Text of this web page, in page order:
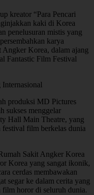
kreator “Para Pencari
kaki di Korea
penelusuran mistis yang
karya
Angker Korea, dalam ajang
Fantastic Film Festival
produksi MD Pictures
sukses menggelar
Hall Main Theatre, yang
festival film berkelas dunia
Sakit Angker Korea
Korea yang sangat ikonik,
cerdas membawakan
segar ke dalam cerita yang
film horor di seluruh dunia.